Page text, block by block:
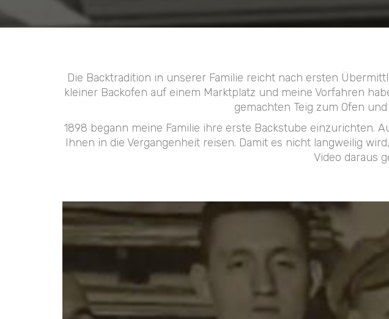
Die Backtradition in unserer Familie reicht nach ersten
kleiner Backofen auf einem Marktplatz und meine Vorfahren
gemachten Teig zum Ofen
1898 begann meine Familie ihre erste Backstube einzurichten.
Ihnen in die Vergangenheit reisen. Damit es nicht langweilig
Video daraus